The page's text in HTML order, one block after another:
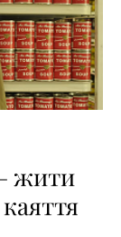
жити